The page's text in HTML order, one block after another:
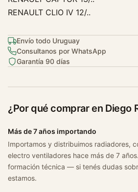
u
C
i
4
T
o
RENAULT CLIO IV 12/..
Envío todo Uruguay
Consultanos por WhatsApp
Garantía 90 días
¿Por qué comprar en Diego
Más de 7 años importando
Importamos y distribuimos radiadores,
electro ventiladores hace más de 7
formación técnica — si tenés dudas
estamos.